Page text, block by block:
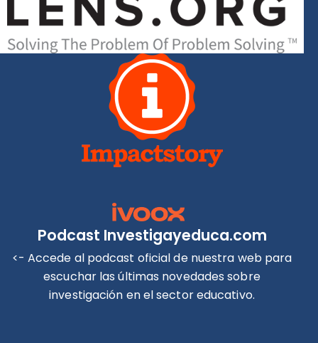
Podcast Investigayeduca.com
<- Accede al podcast oficial de nuestra web para
escuchar las últimas novedades sobre
investigación en el sector educativo.